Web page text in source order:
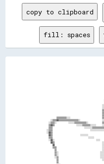
copy to clipboard
fill: spaces
▒▒▒▒▒▒▒▒▒▒░░░░
░░▒▒▒▒▓▓▒▒▒▒▒▒▒▒▒▒▒▒▒▒▒▒▒▒▒▒░░
░░▒▒▒▒░░            ░░░░░░▒▒▒▒▒▒▒▒▒▒▒▒░░
▒▒▓▓▒▒                      ░░░░░░▒▒▒▒▒▒▒▒░░░░░░
▒▒▒▒
░░▒▒▒▒
░░▓▓▒▒
▓▓▒▒                            ░░░░░░░░
▒▒▒▒                                    ░░░░░░
░░▓▓░░                                          ░░░░
▓▓▒▒
▓▓
▒▒▒▒
▒▒
▒▒░░
▒▒░░
░░▒▒
▒▒
▒▒